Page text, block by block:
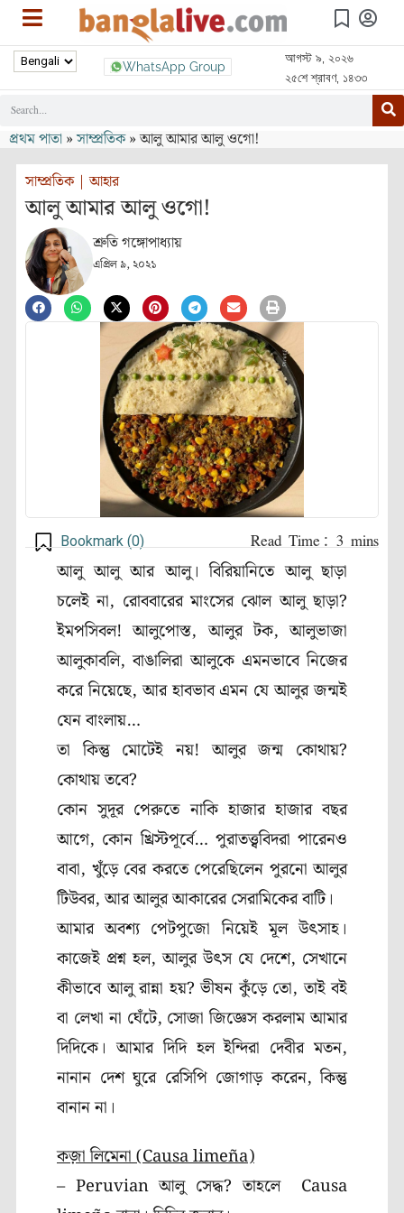
WhatsApp Group
আগস্ট ৯, ২০২৬
২৫শে শ্রাবণ, ১৪৩৩
প্রথম পাতা »সাম্প্রতিক»আলু আমার আলু ওগো!
সাম্প্রতিক|আহার
আলু আমার আলু ওগো!
শ্রুতি গঙ্গোপাধ্যায়
এপ্রিল ৯, ২০২১
Bookmark (0)
আলু আলু আর আলু। বিরিয়ানিতে আলু ছাড়া
চলেই না, রোববারের মাংসের ঝোল আলু ছাড়া?
ইমপসিবল! আলুপোস্ত, আলুর টক, আলুভাজা
আলুকাবলি, বাঙালিরা আলুকে এমনভাবে নিজের
করে নিয়েছে, আর হাবভাব এমন যে আলুর জন্মই
যেন বাংলায়…
তা কিন্তু মোটেই নয়! আলুর জন্ম কোথায়?
কোথায় তবে?
কোন সুদূর পেরুতে নাকি হাজার হাজার বছর
আগে, কোন খ্রিস্টপূর্বে… পুরাতত্ত্ববিদরা পারেনও
বাবা, খুঁড়ে বের করতে পেরেছিলেন পুরনো আলুর
টিউবর, আর আলুর আকারের সেরামিকের বাটি।
আমার অবশ্য পেটপুজো নিয়েই মূল উৎসাহ।
কাজেই প্রশ্ন হল, আলুর উৎস যে দেশে, সেখানে
কীভাবে আলু রান্না হয়? ভীষন কুঁড়ে তো, তাই বই
বা লেখা না ঘেঁটে, সোজা জিজ্ঞেস করলাম আমার
দিদিকে। আমার দিদি হল ইন্দিরা দেবীর মতন,
নানান দেশ ঘুরে রেসিপি জোগাড় করেন, কিন্তু
বানান না।
কজ়া লিমেনা (Causa limeña)
– Peruvian আলু সেদ্ধ? তাহলে Causa